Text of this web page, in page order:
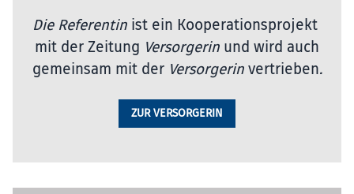
Die Referentin ist ein Kooperationsprojekt
mit der Zeitung Versorgerin und wird auch
gemeinsam mit der Versorgerinvertrieben.
ZUR VERSORGERIN